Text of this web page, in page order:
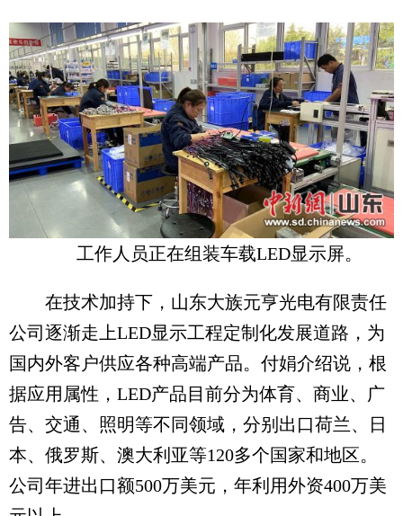
工作人员正在组装车载LED显示屏。
在技术加持下，山东大族元亨光电有限责任
公司逐渐走上LED显示工程定制化发展道路，为
国内外客户供应各种高端产品。付娟介绍说，根
据应用属性，LED产品目前分为体育、商业、广
告、交通、照明等不同领域，分别出口荷兰、日
本、俄罗斯、澳大利亚等120多个国家和地区。
公司年进出口额500万美元，年利用外资400万美